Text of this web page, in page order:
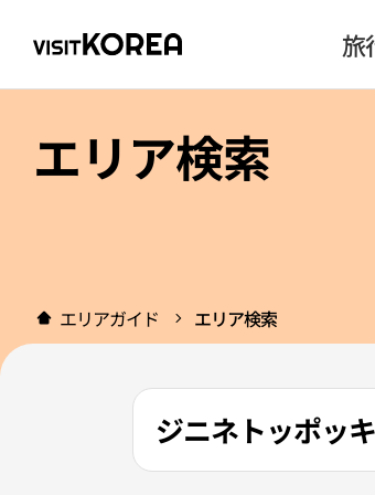
旅
エリア検索
エリアガイド エリア検索
ジニネトッポッ